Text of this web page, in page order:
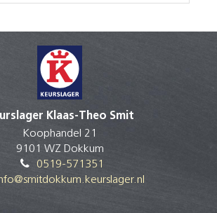
Klaas-Theo Smit
Koophandel 21
9101 WZ Dokkum
0519-571351